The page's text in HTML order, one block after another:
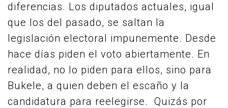
diferencias. Los diputados actuales, igual
que los del pasado, se saltan la
legislación electoral impunemente. Desde
hace días piden el voto abiertamente. En
realidad, no lo piden para ellos, sino para
Bukele, a quien deben el escaño y la
candidatura para reelegirse. Quizás por